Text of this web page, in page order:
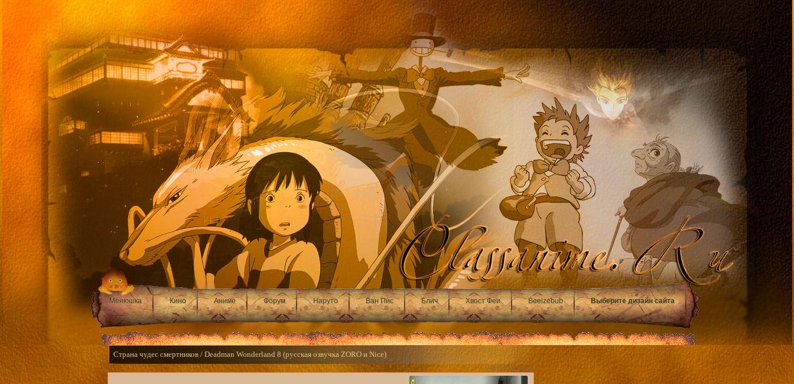
Менюшка Кино Аниме Форум Наруто Ван Пис Блич Хвост Феи Beelzebub Выберите дизайн сайта
Страна чудес смертников / Deadman Wonderland 8 (русская озвучка ZORO и Nice)
05.06.2011, 16:16